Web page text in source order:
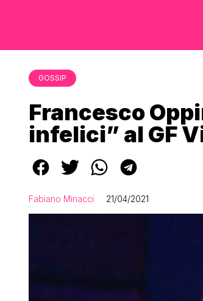
GOSSIP
Francesco
infelici” al GF
Fabiano Minacci 21/04/2021